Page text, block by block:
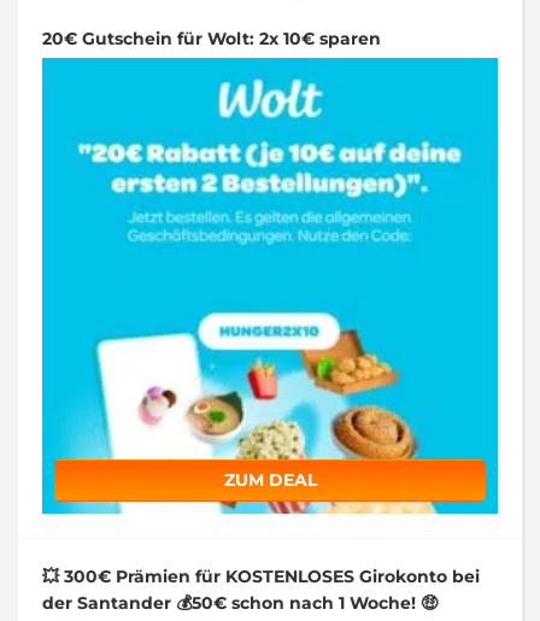
20€ Gutschein für Wolt: 2x 10€ sparen
ZUM DEAL
💥 300€ Prämien für KOSTENLOSES Girokonto bei
der Santander 💰50€ schon nach 1 Woche! 🤑